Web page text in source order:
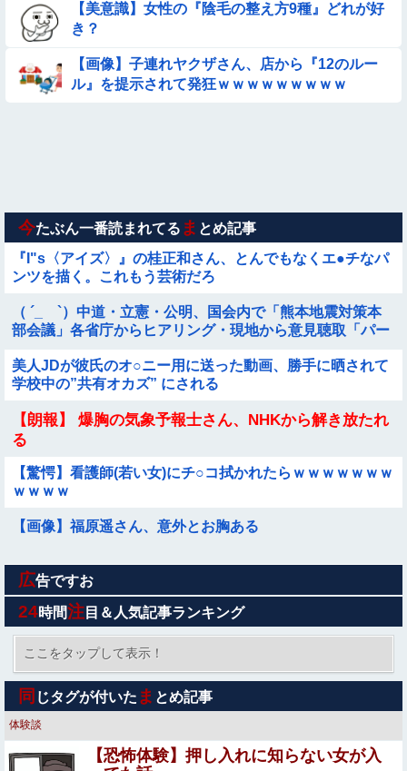
【画像】日本のえちえち女性犯罪者ｗｗｗｗｗｗｗ
【ロマン】世界を動かした暗号ランキング
亡……
【美意識】女性の『陰毛の整え方9種』どれが好
き？
【画像】子連れヤクザさん、店から『12のルー
ル』を提示されて発狂ｗｗｗｗｗｗｗｗｗ
今たぶん一番読まれてる ま とめ記事
『I"s〈アイズ〉』の桂正和さん、とんでもなくエ●チなパ
ンツを描く。これもう芸術だろ
（ ´_ゝ`）中道・立憲・公明、国会内で「熊本地震対策本
部会議」各省庁からヒアリング・現地から意見聴取「パー
美人JDが彼氏のオ○ニー用に送った動画、勝手に晒されて
学校中の”共有オカズ” にされる
【朗報】 爆胸の気象予報士さん、NHKから解き放たれ
る
【驚愕】看護師(若い女)にチ○コ拭かれたらｗｗｗｗｗｗｗ
ｗｗｗｗ
【画像】福原遥さん、意外とお胸ある
【遊戯王】一番重い”縛り”ってどれ？
【悲報】元フジテレビ渡邊渚さん、『地獄』に逆戻りして
しまう・・・・・他
この夏菜がシコすぎるｗｗｗｗ
『少女革命ウテナ』の主人公たちの寮、”あの人”の家がモ
デルだった
広告ですお
24時間注 目＆人気記事ランキング
ここをタップして表示！
同 じタグが付いた ま とめ記事
体験談
【恐怖体験】押し入れに知らない女が入